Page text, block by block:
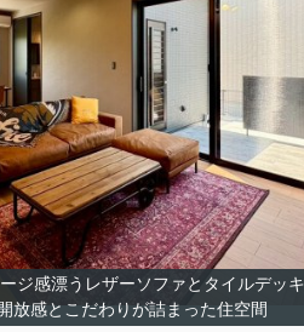
ジ感漂うレザーソファとタイルデッキ
放感とこだわりが詰まった住空間